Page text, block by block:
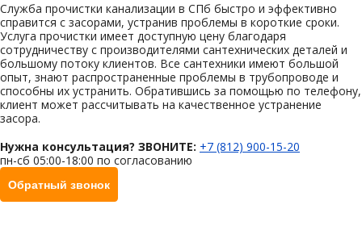
Служба прочистки канализации в СПб быстро и эффективно
справится с засорами, устранив проблемы в короткие сроки.
Услуга прочистки имеет доступную цену благодаря
сотрудничеству с производителями сантехнических деталей и
большому потоку клиентов. Все сантехники имеют большой
опыт, знают распространенные проблемы в трубопроводе и
способны их устранить. Обратившись за помощью по телефону,
клиент может рассчитывать на качественное устранение
засора.
Нужна консультация? ЗВОНИТЕ: +7 (812) 900-15-20
пн-сб 05:00-18:00 по согласованию
Обратный звонок